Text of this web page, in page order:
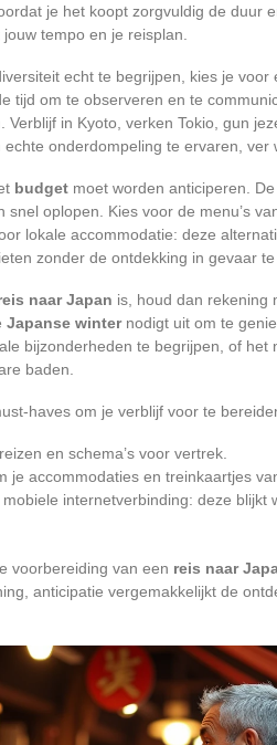
je het koopt zorgvuldig de duur
tempo en je reisplan.
echt te begrijpen, kies je voor
tijd om te observeren en te
Verblijf in Kyoto, verken Tokio, gun
onderdompeling te ervaren, ver
budget moet worden anticiperen.
snel oplopen. Kies voor de menu’s
lokale accommodatie: deze
zonder de ontdekking in gevaar te
naar Japan is, houd dan rekening
Japanse winternodigt uit om te
bijzonderheden te begrijpen, of
baden.
haves om je verblijf voor te
en schema’s voor vertrek.
je accommodaties en treinkaartjes
internetverbinding: deze blijkt
voorbereiding van een reis naar
anticipatie vergemakkelijkt de